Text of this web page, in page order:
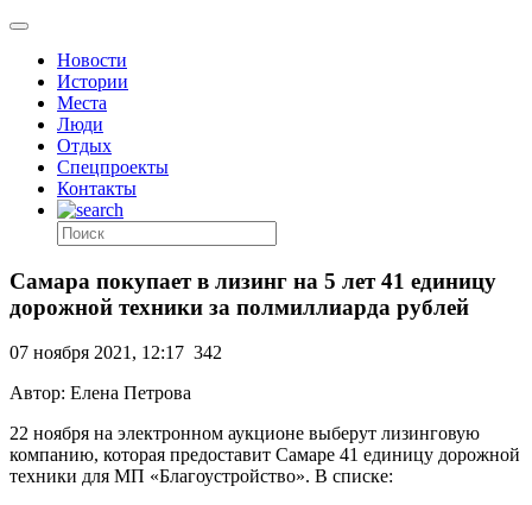
Новости
Истории
Места
Люди
Отдых
Спецпроекты
Контакты
Самара покупает в лизинг на 5 лет 41 единицу
дорожной техники за полмиллиарда рублей
07 ноября 2021, 12:17 342
Автор: Елена Петрова
22 ноября на электронном аукционе выберут лизинговую
компанию, которая предоставит Самаре 41 единицу дорожной
техники для МП «Благоустройство». В списке: